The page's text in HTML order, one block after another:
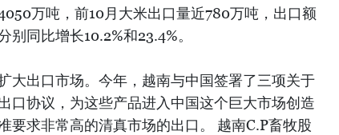
万吨，前10月大米出口量近780万吨，出口额
同比增长10.2%和23.4%。
大出口市场。今年，越南与中国签署了三项关于
口协议，为这些产品进入中国这个巨大市场创造
要求非常高的清真市场的出口。 越南C.P畜牧股